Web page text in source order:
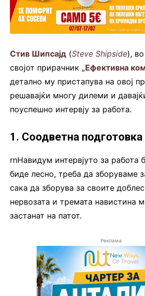
Стив Шипсајд (Steve Shipside),
својот прирачник „Ефективна
детално му пристапува на овој
решавајќи многу дилеми и
поуспешно интервју за работа.
1. Соодветна подготовка
rnНавидум интервјуто за работа
биде лесно, треба да зборуваме
сака да зборува за своите
нервозата и тремата навистина
застанат на патот.
Реклама